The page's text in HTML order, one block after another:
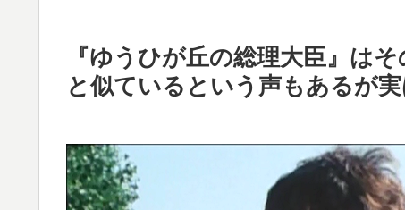
『ゆうひが丘の総理大臣』は
と似ているという声もあるが